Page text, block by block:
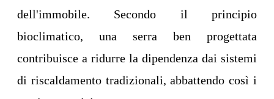
dell'immobile. Secondo il principio
bioclimatico, una serra ben progettata
contribuisce a ridurre la dipendenza dai sistemi
di riscaldamento tradizionali, abbattendo così i